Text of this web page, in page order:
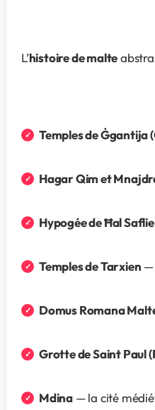
L’histoire de malte
Temples de Ġgantija
Hagar Qim et
Hypogée de Ħal
Temples de Tarxien —
Domus Romana
Grotte de Saint Paul
Mdina — la cité